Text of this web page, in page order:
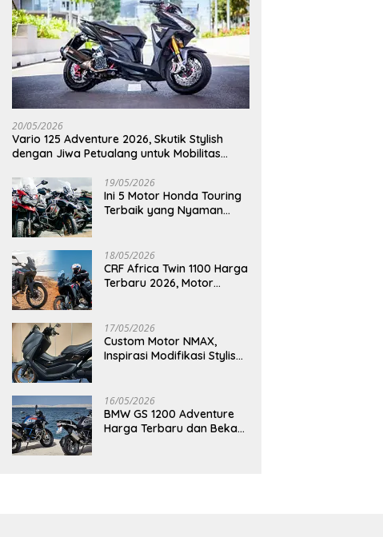
20/05/2026
Vario 125 Adventure 2026, Skutik Stylish
dengan Jiwa Petualang untuk Mobilitas
19/05/2026
Ini 5 Motor Honda Touring
Terbaik yang Nyaman
18/05/2026
CRF Africa Twin 1100 Harga
Terbaru 2026, Motor
17/05/2026
Custom Motor NMAX,
Inspirasi Modifikasi Stylish
16/05/2026
BMW GS 1200 Adventure
Harga Terbaru dan Bekas,